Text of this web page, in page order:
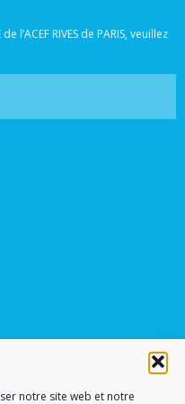
notre site web et notre
l’ACEF RIVES de PARIS, veuillez